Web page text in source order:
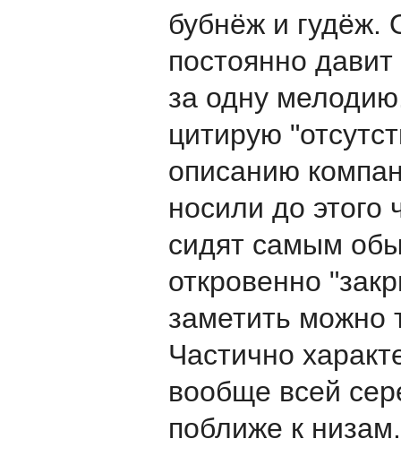
бубнёж и гудёж.
постоянно
за одну
цитирую
описанию
носили до этого
сидят самым
откровенно
заметить можно
Частично
вообще всей
поближе к